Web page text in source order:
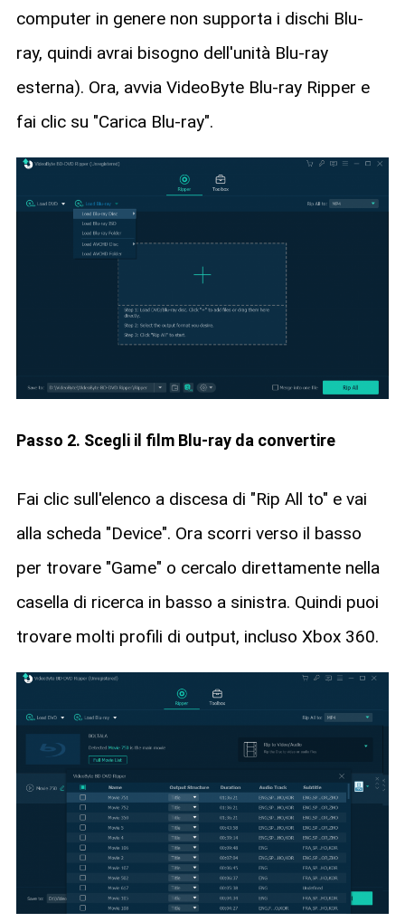
computer in genere non supporta i dischi Blu-
ray, quindi avrai bisogno dell'unità Blu-ray
esterna). Ora, avvia VideoByte Blu-ray Ripper e
fai clic su "Carica Blu-ray".
Passo 2. Scegli il film Blu-ray da convertire
Fai clic sull'elenco a discesa di "Rip All to" e vai
alla scheda "Device". Ora scorri verso il basso
per trovare "Game" o cercalo direttamente nella
casella di ricerca in basso a sinistra. Quindi puoi
trovare molti profili di output, incluso Xbox 360.